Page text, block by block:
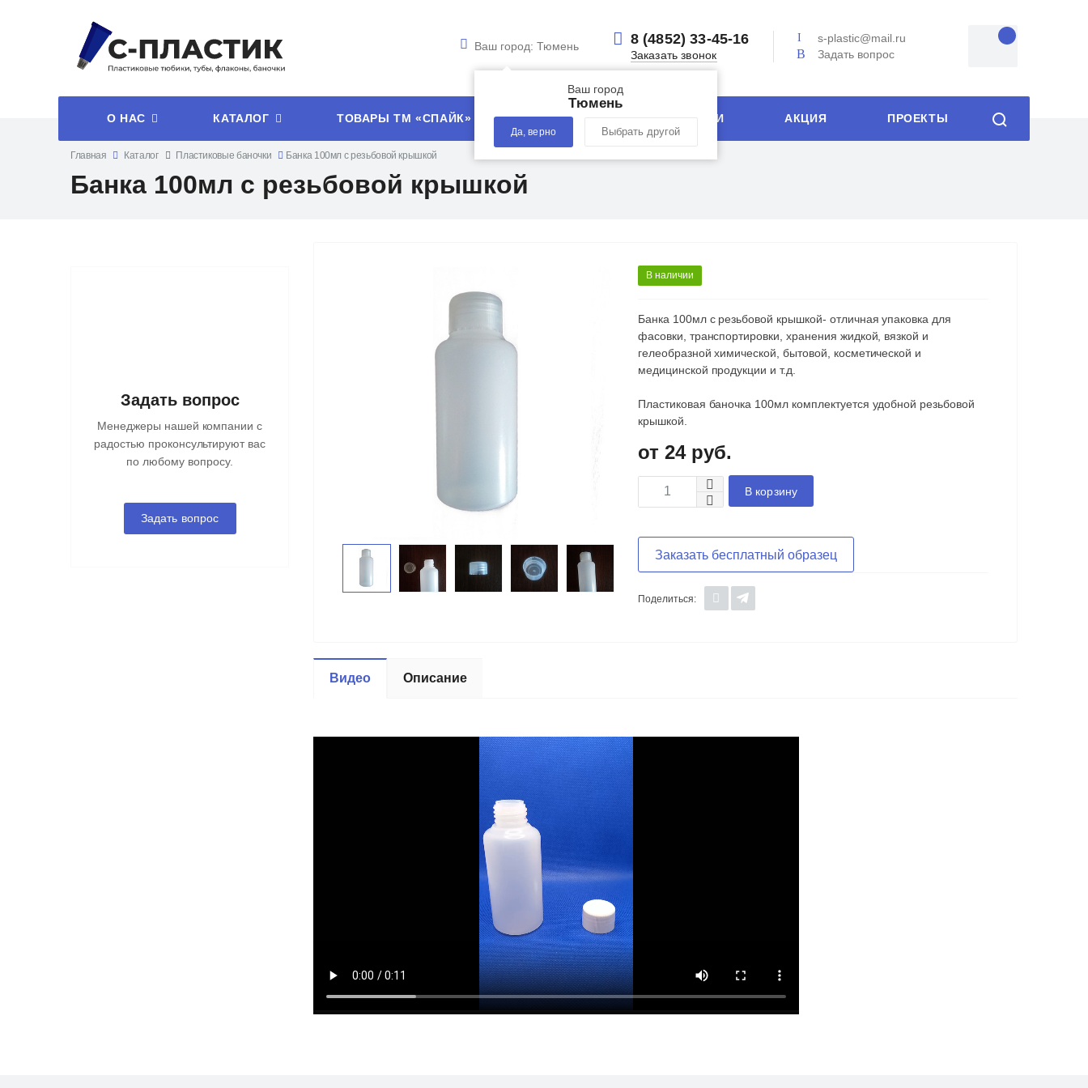
Ваш город: Тюмень
Ваш город
Тюмень
Да, верно Выбрать другой
8 (4852) 33-45-16
Заказать звонок
s-plastic@mail.ru
Задать вопрос
О НАС КАТАЛОГ ТОВАРЫ ТМ «СПАЙК» УСЛУГИ ТЕХНОЛОГИИ АКЦИЯ ПРОЕКТЫ
Главная Каталог Пластиковые баночки Банка 100мл с резьбовой крышкой
Банка 100мл с резьбовой крышкой
Задать вопрос
Менеджеры нашей компании с
радостью проконсультируют вас
по любому вопросу.
Задать вопрос
В наличии
Банка 100мл с резьбовой крышкой- отличная упаковка для
фасовки, транспортировки, хранения жидкой, вязкой и
гелеобразной химической, бытовой, косметической и
медицинской продукции и т.д.
Пластиковая баночка 100мл комплектуется удобной резьбовой
крышкой.
24 руб.
В корзину
Заказать бесплатный образец
Поделиться:
Описание
Видео